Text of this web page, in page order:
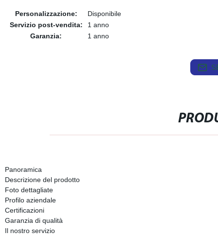
Personalizzazione:
Disponibile
Servizio post-vendita:
1 anno
Garanzia:
1 anno
Panoramica
Descrizione del prodotto
Foto dettagliate
Profilo aziendale
Certificazioni
Garanzia di qualità
Il nostro servizio